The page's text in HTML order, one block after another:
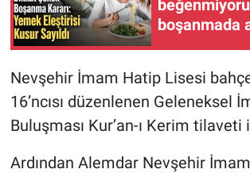
boşanmada
Nevşehir İmam Hatip Lisesi
16’ncısı düzenlenen Geleneksel
Buluşması Kur’an-ı Kerim tilaveti
Ardından Alemdar Nevşehir